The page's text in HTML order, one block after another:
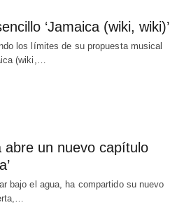
‘Jamaica (wiki, wiki)’
los límites de su propuesta musical
(wiki,…
abre un nuevo capítulo
bajo el agua, ha compartido su nuevo